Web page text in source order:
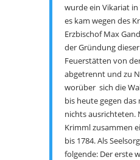
wurde ein Vikariat
es kam wegen des
Erzbischof Max
der Gründung
Feuerstätten von
abgetrennt und zu
worüber sich die
bis heute gegen
nichts ausrichteten.
Krimml zusammen
bis 1784. Als
folgende: Der erste